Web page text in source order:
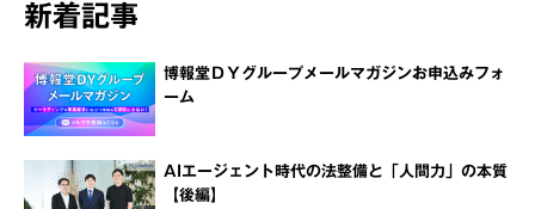
新着記事
博報堂ＤＹグループメールマガジンお申込みフォ
ーム
AIエージェント時代の法整備と「人間力」の本質
【後編】